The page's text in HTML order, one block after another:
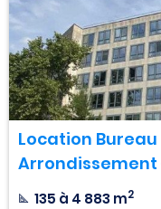
Location Bureau
Arrondissement
135 à 4 883 m2